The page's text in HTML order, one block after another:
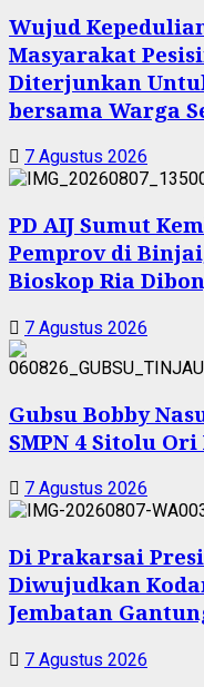
Wujud
Masyarakat
Diterjunkan
bersama Warga
7 Agustus 2026
PD AIJ Sumut
Pemprov di
Bioskop Ria
7 Agustus 2026
Gubsu Bobby
SMPN 4 Sitolu
7 Agustus 2026
Di Prakarsai
Diwujudkan
Jembatan
7 Agustus 2026